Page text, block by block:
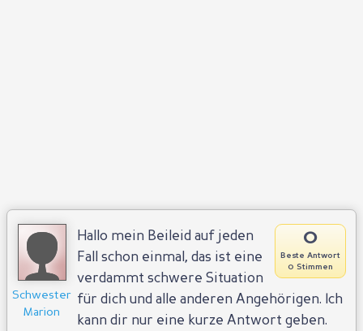
Schwester
Marion
0
Beste Antwort
0 Stimmen
Hallo mein Beileid auf jeden
Fall schon einmal, das ist eine
verdammt schwere Situation
für dich und alle anderen Angehörigen. Ich
kann dir nur eine kurze Antwort geben.